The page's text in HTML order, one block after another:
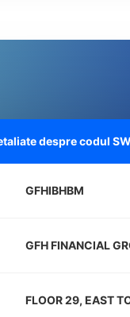
despre codul
GFHIBHBM
GFH FINANCIAL
FLOOR 29, EAST